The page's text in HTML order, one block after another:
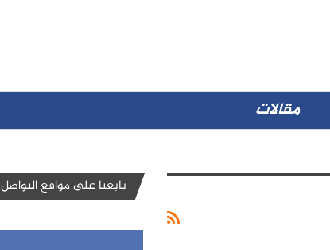
مقالات
تابعنا على مواقع التواصل